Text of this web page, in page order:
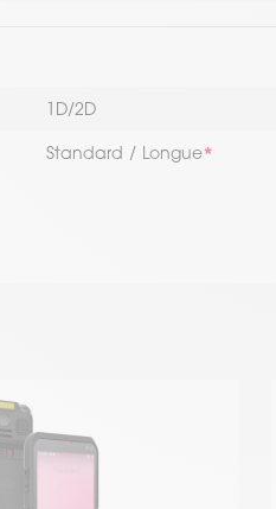
1D/2D
Standard Longue